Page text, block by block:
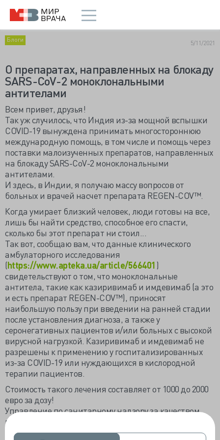
Блоги 5/11/2021
О препаратах, направленных на блокаду
SARS-CoV-2 моноклональными
антителами
Всем привет, друзья!
Так уж случилось, что Индия из-за мощной вспышки
COVID-19 вынуждена принимать многостороннюю
международную помощь, в том числе и помощь через
поставки малоизученных препаратов, направленных
на блокаду SARS-CoV-2 моноклональными
антителами.
И здесь, в Индии, я получаю массу вопросов от
больных и врачей насчет препарата REGEN-COV™.
Когда умирает близкий человек, люди готовы на все,
лишь бы найти средство, способное его спасти,
сколько бы этот препарат ни стоил...
Так вот, сообщаю вам, что данные клинического
амбулаторного исследования
(https://www.apteka.ua/article/566401)
свидетельствуют о том, что моноклональные
антитела, такие как казиривимаб и имдевимаб (а это
и есть препарат REGEN-COV™), приносят
наибольшую пользу при введении на ранней стадии
после установления диагноза, а также у
серонегативных пациентов и/или больных с высокой
вирусной нагрузкой. Казиривимаб и имдевимаб не
разрешены к применению у госпитализированных
из-за COVID-19 или нуждающихся в кислородной
терапии пациентов.
Стоимость такого лечения составляет от 1000 до 2000
евро за дозу!
Управление по санитарному надзору за качеством
пищевых продуктов и медикаментов США (FDA)
выдало разрешение на экстренное использование